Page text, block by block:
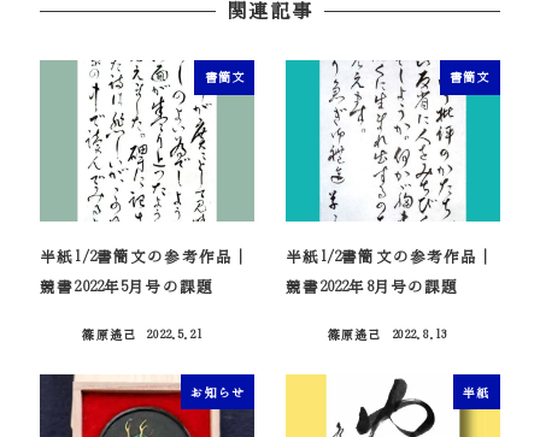
関連記事
書簡文
半紙1/2書簡文の参考作品｜
競書2022年5月号の課題
篠原遙己
2022.5.21
書簡文
半紙1/2書簡文の参考作品｜
競書2022年8月号の課題
篠原遙己
2022.8.13
お知らせ 半紙